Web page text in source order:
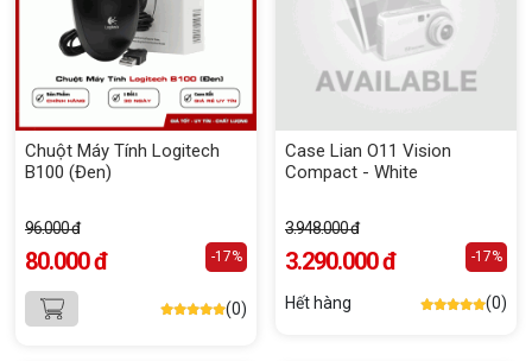
Chuột Máy Tính Logitech
B100 (Đen)
96.000 đ
80.000 đ -17%
(0)
Case Lian O11 Vision
Compact - White
3.948.000 đ
3.290.000 đ -17%
Hết hàng (0)